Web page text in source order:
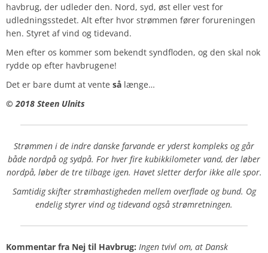
havbrug, der udleder den. Nord, syd, øst eller vest for
udledningsstedet. Alt efter hvor strømmen fører forureningen
hen. Styret af vind og tidevand.
Men efter os kommer som bekendt syndfloden, og den skal nok
rydde op efter havbrugene!
Det er bare dumt at vente så længe…
© 2018 Steen Ulnits
Strømmen i de indre danske farvande er yderst kompleks og går
både nordpå og sydpå. For hver fire kubikkilometer vand, der løber
nordpå, løber de tre tilbage igen. Havet sletter derfor ikke alle spor.
Samtidig skifter strømhastigheden mellem overflade og bund. Og
endelig styrer vind og tidevand også strømretningen.
Kommentar fra Nej til Havbrug: Ingen tvivl om, at Dansk